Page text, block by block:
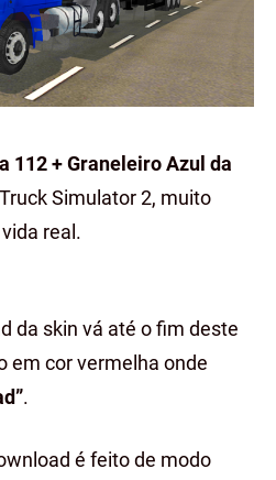
112 + Graneleiro Azul da
Simulator 2, muito
real.
da skin vá até o fim deste
em cor vermelha onde
.
é feito de modo